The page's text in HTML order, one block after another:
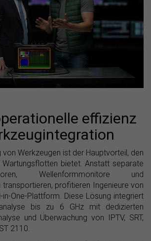
effizienz
von Werkzeugen ist der Hauptvorteil, den
Wartungsflotten bietet. Anstatt separate
Wellenformmonitore und
profitieren Ingenieure von
in-One-Plattform. Diese Lösung integriert
bis zu 6 GHz mit dedizierten
und Überwachung von IPTV, SRT,
2110.